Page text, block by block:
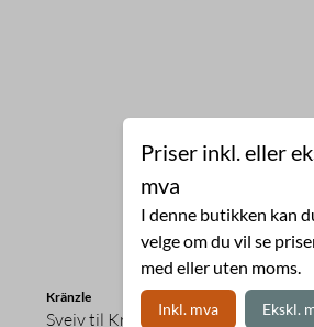
Kränzle
Sveiv til Kränzle
Priser inkl. eller
mva
I denne butikken kan
velge om du vil se
med eller uten moms.
Inkl. mva Ekskl.